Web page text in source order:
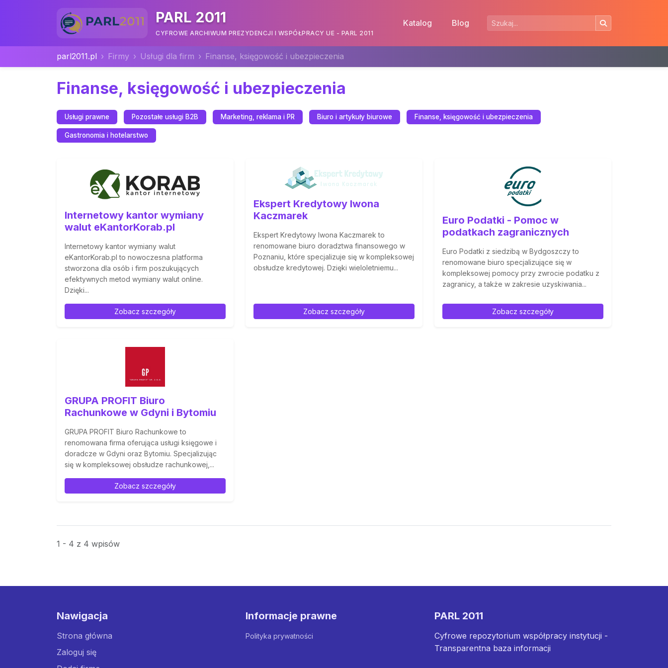
PARL 2011
CYFROWE ARCHIWUM PREZYDENCJI I WSPÓŁPRACY UE - PARL 2011
Katalog Blog
parl2011.pl Firmy Usługi dla firm Finanse, księgowość i ubezpieczenia
Finanse, księgowość i ubezpieczenia
Usługi prawne Pozostałe usługi B2B Marketing, reklama i PR Biuro i artykuły biurowe Finanse, księgowość i ubezpieczenia
Gastronomia i hotelarstwo
Internetowy kantor wymiany
walut eKantorKorab.pl
Internetowy kantor wymiany walut
eKantorKorab.pl to nowoczesna platforma
stworzona dla osób i firm poszukujących
efektywnych metod wymiany walut online.
Dzięki...
Zobacz szczegóły
Ekspert Kredytowy Iwona
Kaczmarek
Ekspert Kredytowy Iwona Kaczmarek to
renomowane biuro doradztwa finansowego w
Poznaniu, które specjalizuje się w kompleksowej
obsłudze kredytowej. Dzięki wieloletniemu...
Zobacz szczegóły
Euro Podatki - Pomoc w
podatkach zagranicznych
Euro Podatki z siedzibą w Bydgoszczy to
renomowane biuro specjalizujące się w
kompleksowej pomocy przy zwrocie podatku z
zagranicy, a także w zakresie uzyskiwania...
Zobacz szczegóły
GRUPA PROFIT Biuro
Rachunkowe w Gdyni i Bytomiu
GRUPA PROFIT Biuro Rachunkowe to
renomowana firma oferująca usługi księgowe i
doradcze w Gdyni oraz Bytomiu. Specjalizując
się w kompleksowej obsłudze rachunkowej,...
Zobacz szczegóły
1 - 4 z 4 wpisów
Nawigacja
Strona główna
Zaloguj się
Informacje prawne
Polityka prywatności
PARL 2011
Cyfrowe repozytorium współpracy instytucji -
Transparentna baza informacji